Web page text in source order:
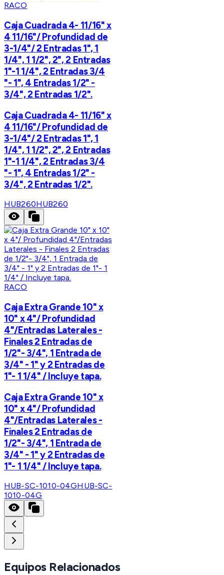
RACO
Caja Cuadrada 4- 11/16" x
4 11/16"/ Profundidad de
3-1/4"/ 2 Entradas 1", 1
1/4", 1 1/2", 2", 2 Entradas
1"-1 1/4", 2 Entradas 3/4
"- 1", 4 Entradas 1/2" -
3/4", 2 Entradas 1/2".
Caja Cuadrada 4- 11/16" x
4 11/16"/ Profundidad de
3-1/4"/ 2 Entradas 1", 1
1/4", 1 1/2", 2", 2 Entradas
1"-1 1/4", 2 Entradas 3/4
"- 1", 4 Entradas 1/2" -
3/4", 2 Entradas 1/2".
HUB260HUB260
RACO
Caja Extra Grande 10" x
10" x 4"/ Profundidad
4"/Entradas Laterales -
Finales 2 Entradas de
1/2"- 3/4", 1 Entrada de
3/4" - 1" y 2 Entradas de
1"- 1 1/4" / Incluye tapa.
Caja Extra Grande 10" x
10" x 4"/ Profundidad
4"/Entradas Laterales -
Finales 2 Entradas de
1/2"- 3/4", 1 Entrada de
3/4" - 1" y 2 Entradas de
1"- 1 1/4" / Incluye tapa.
HUB-SC-1010-04GHUB-SC-
1010-04G
Equipos Relacionados